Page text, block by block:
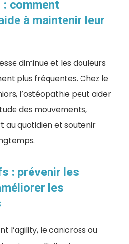
: comment
à maintenir leur
diminue et les douleurs
plus fréquentes. Chez le
l’ostéopathie peut aider
des mouvements,
au quotidien et soutenir
: prévenir les
les
l’agility, le canicross ou